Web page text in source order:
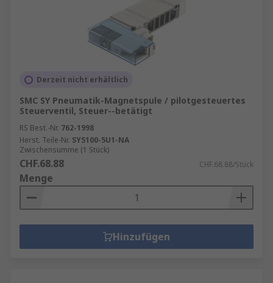
Derzeit nicht erhältlich
SMC SY Pneumatik-Magnetspule / pilotgesteuertes
Steuerventil, Steuer--betätigt
RS Best.-Nr. 762-1998
Herst. Teile-Nr. SY5100-5U1-NA
Zwischensumme (1 Stück)
CHF.68.88 CHF.68.88/Stück
Menge
Hinzufügen